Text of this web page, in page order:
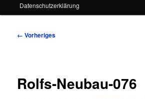
Datenschutzerklärung
Bilder-
← Vorheriges
Rolfs-Neubau-076